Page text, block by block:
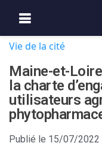
Vie de la cité
Maine-et-
la charte
utilisateurs
Publié le 15/07/2022